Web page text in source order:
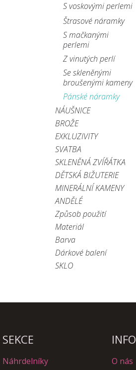
S voskovými perlemi
Štrasové náramky
S mačkanými
perlemi
Z vinutých perlí
Se skleněnými
broušenými kameny
Pánské náramky
NÁUŠNICE
BROŽE
EXKLUZIVITY
SVATBA
SKLENĚNÁ ZVÍŘÁTKA
DĚTSKÁ BIŽUTERIE
MINERÁLNÍ KAMENY
ANDĚLÉ
Způsob použití
Materiál
Barva
Dárkové balení
SKLO
SEKCE INFO
Náhrdelníky
O nás